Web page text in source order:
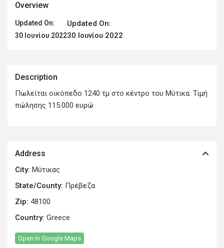
Overview
Updated On:
30 Ιουνίου 2022
Updated On:
30 Ιουνίου 2022
Description
Πωλείται οικόπεδο 1240 τμ στο κέντρο του Μύτικα. Τιμή
πώλησης 115.000 ευρώ
Address
City: Μύτικας
State/County: Πρέβεζα
Zip: 48100
Country: Greece
Open In Google Maps